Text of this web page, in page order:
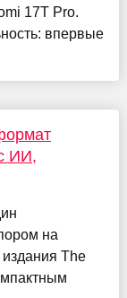
17T Pro.
впервые
ИИ,
на
The